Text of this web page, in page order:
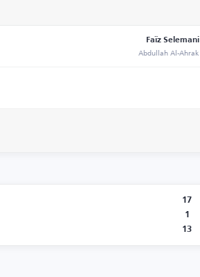
Faïz Selemani
Abdullah Al-Ahrak
17
1
13